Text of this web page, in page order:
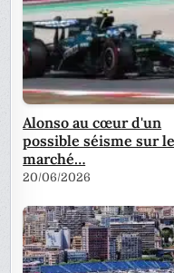
Alonso au cœur d'un
possible séisme sur le
marché…
20/06/2026